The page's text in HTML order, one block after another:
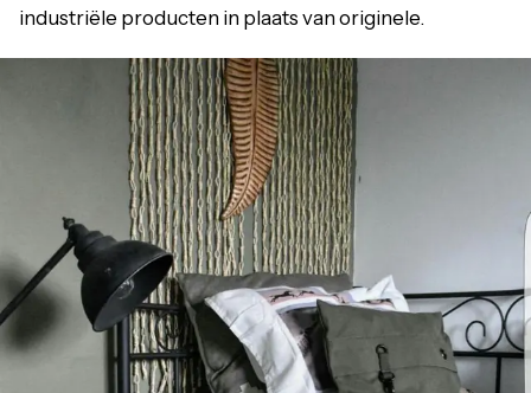
industriële producten in plaats van originele.